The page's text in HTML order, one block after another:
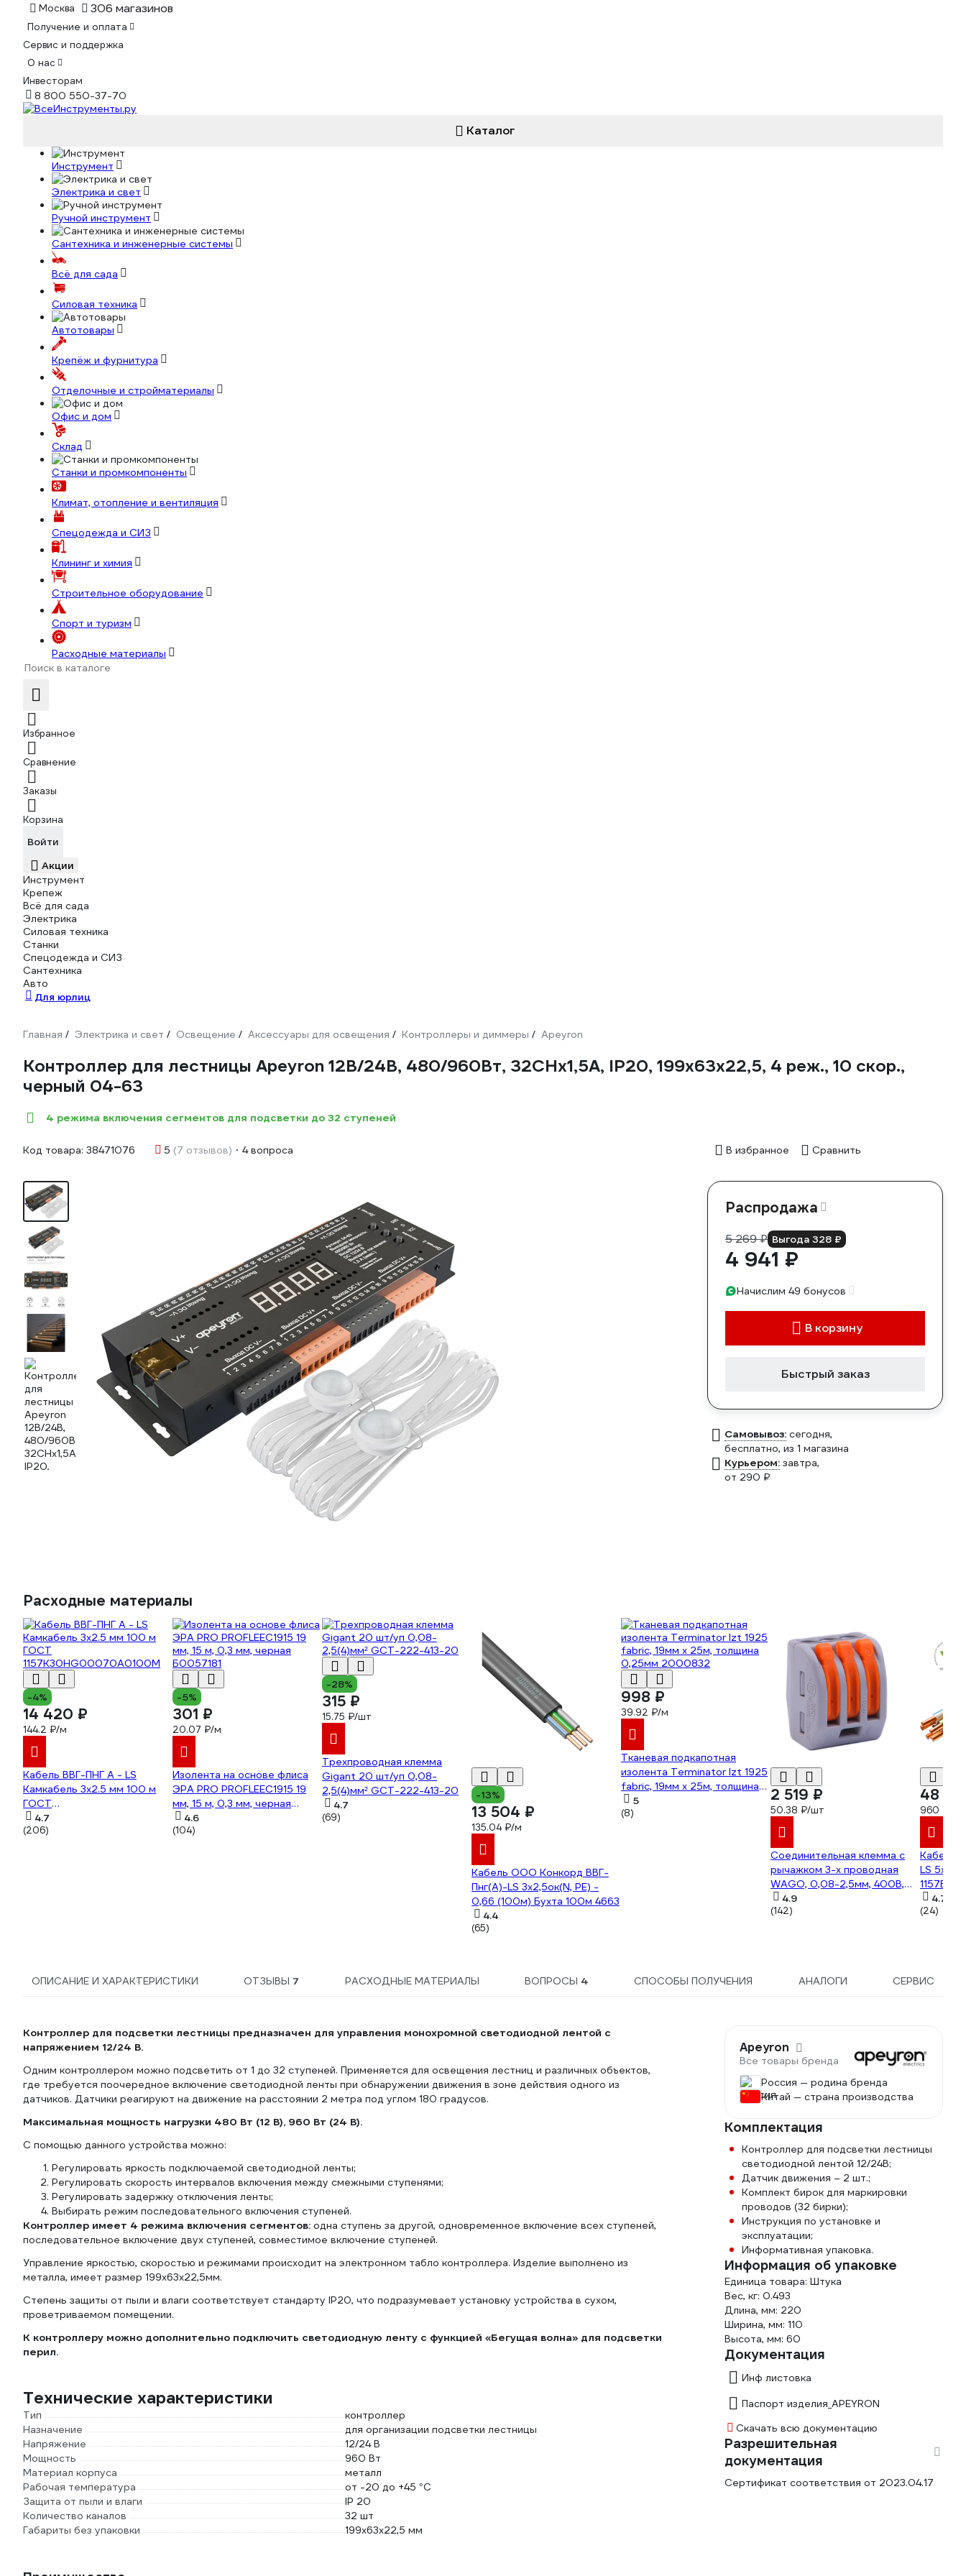
Москва 306 магазинов
Получение и оплата
Сервис и поддержка
О нас
Инвесторам
8 800 550-37-70
Каталог
Инструмент
Электрика и свет
Ручной инструмент
Сантехника и инженерные системы
Всё для сада
Силовая техника
Автотовары
Крепёж и фурнитура
Отделочные и стройматериалы
Офис и дом
Склад
Станки и промкомпоненты
Климат, отопление и вентиляция
Спецодежда и СИЗ
Клининг и химия
Строительное оборудование
Спорт и туризм
Расходные материалы
Избранное
Сравнение
Заказы
Корзина
Войти
Акции
Инструмент
Крепеж
Всё для сада
Электрика
Силовая техника
Станки
Спецодежда и СИЗ
Сантехника
Авто
Для юрлиц
Главная / Электрика и свет / Освещение / Аксессуары для освещения / Контроллеры и диммеры / Apeyron
Контроллер для лестницы Apeyron 12В/24В, 480/960Вт, 32CHх1,5А, IP20, 199х63х22,5, 4 реж., 10 скор.,
черный 04-63
4 режима включения сегментов для подсветки до 32 ступеней
Код товара: 38471076 5 (7 отзывов) 4 вопроса В избранное Сравнить
Распродажа
5 269 ₽ Выгода 328 ₽
4 941 ₽
Начислим 49 бонусов
В корзину
Быстрый заказ
Самовывоз: сегодня,
бесплатно, из 1 магазина
Курьером: завтра,
от 290 ₽
Расходные материалы
-4%
14 420 ₽
144.2 ₽/м
Кабель ВВГ-ПНГ А - LS
Камкабель 3x2.5 мм 100 м
ГОСТ
1157К30HG00070А0100М
4.7
(206)
-5%
301 ₽
20.07 ₽/м
Изолента на основе флиса
ЭРА PRO PROFLEEC1915 19
мм, 15 м, 0,3 мм, черная
Б0057181
4.6
(104)
-28%
315 ₽
15.75 ₽/шт
Трехпроводная клемма
Gigant 20 шт/уп 0,08-
2,5(4)мм² GCT-222-413-20
4.7
(69)
-13%
13 504 ₽
135.04 ₽/м
Кабель ООО Конкорд ВВГ-
Пнг(А)-LS 3x2,5ок(N, PE) -
0,66 (100м) Бухта 100м 4663
4.4
(65)
998 ₽
39.92 ₽/м
Тканевая подкапотная
изолента Terminator Izt 1925
fabric, 19мм х 25м, толщина
0,25мм 2000832
5
(8)
2 519 ₽
50.38 ₽/шт
Соединительная клемма с
рычажком 3-х проводная
WAGO, 0,08-2,5мм, 400В,
32А, без пасты, 50 шт. 2651
102651 ЦБ-00015780
4.9
(142)
48
960 ₽/м
Кабель
LS 5x10
4.7
(24)
ОПИСАНИЕ И ХАРАКТЕРИСТИКИ ОТЗЫВЫ 7 РАСХОДНЫЕ МАТЕРИАЛЫ ВОПРОСЫ 4 СПОСОБЫ ПОЛУЧЕНИЯ АНАЛОГИ СЕРВИС
Контроллер для подсветки лестницы предназначен для управления монохромной светодиодной лентой с
напряжением 12/24 В.
Одним контроллером можно подсветить от 1 до 32 ступеней. Применяется для освещения лестниц и различных объектов,
где требуется поочередное включение светодиодной ленты при обнаружении движения в зоне действия одного из
датчиков. Датчики реагируют на движение на расстоянии 2 метра под углом 180 градусов.
Максимальная мощность нагрузки 480 Вт (12 В), 960 Вт (24 В).
С помощью данного устройства можно:
Регулировать яркость подключаемой светодиодной ленты;
Регулировать скорость интервалов включения между смежными ступенями;
Регулировать задержку отключения ленты;
Выбирать режим последовательного включения ступеней.
Контроллер имеет 4 режима включения сегментов: одна ступень за другой, одновременное включение всех ступеней,
последовательное включение двух ступеней, совместимое включение ступеней.
Управление яркостью, скоростью и режимами происходит на электронном табло контроллера. Изделие выполнено из
металла, имеет размер 199х63х22,5мм.
Степень защиты от пыли и влаги соответствует стандарту IP20, что подразумевает установку устройства в сухом,
проветриваемом помещении.
К контроллеру можно дополнительно подключить светодиодную ленту с функцией «Бегущая волна» для подсветки
перил.
Технические характеристики
Тип
контроллер
Назначение
для организации подсветки лестницы
Напряжение
12/24 В
Мощность
960 Вт
Материал корпуса
металл
Рабочая температура
от -20 до +45 °С
Защита от пыли и влаги
IP 20
Количество каналов
32 шт
Габариты без упаковки
199х63х22,5 мм
Apeyron
Все товары бренда
Россия — родина бренда
Китай — страна производства
Комплектация
Контроллер для подсветки лестницы
светодиодной лентой 12/24В;
Датчик движения – 2 шт.;
Комплект бирок для маркировки
проводов (32 бирки);
Инструкция по установке и
эксплуатации;
Информативная упаковка.
Информация об упаковке
Единица товара: Штука
Вес, кг: 0.493
Длина, мм: 220
Ширина, мм: 110
Высота, мм: 60
Документация
Инф листовка
Паспорт изделия_APEYRON
Скачать всю документацию
Разрешительная
документация
Сертификат соответствия от 2023.04.17